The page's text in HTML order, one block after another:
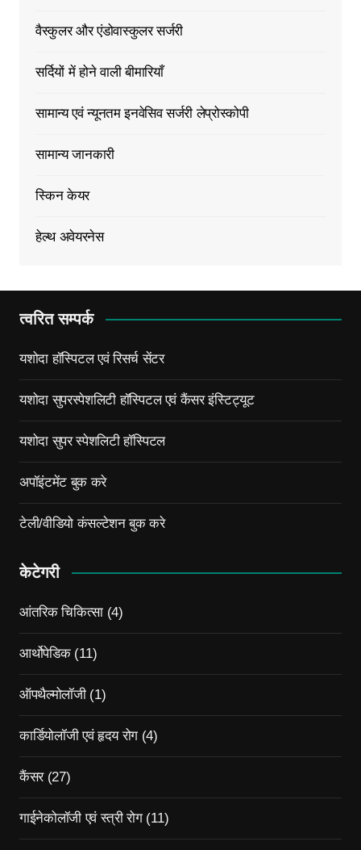
वैस्कुलर और एंडोवास्कुलर सर्जरी
सर्दियों में होने वाली बीमारियाँ
सामान्य एवं न्यूनतम इनवेसिव सर्जरी लेप्रोस्कोपी
सामान्य जानकारी
स्किन केयर
हेल्थ अवेयरनेस
त्वरित सम्पर्क
यशोदा हॉस्पिटल एवं रिसर्च सेंटर
यशोदा सुपरस्पेशलिटी हॉस्पिटल एवं कैंसर इंस्टिट्यूट
यशोदा सुपर स्पेशलिटी हॉस्पिटल
अपॉइंटमेंट बुक करे
टेली/वीडियो कंसल्टेशन बुक करे
केटेगरी
आंतरिक चिकित्सा(4)
आर्थोपेडिक(11)
ऑपथैल्मोलॉजी(1)
कार्डियोलॉजी एवं हृदय रोग(4)
कैंसर(27)
गाईनेकोलॉजी एवं स्त्री रोग(11)